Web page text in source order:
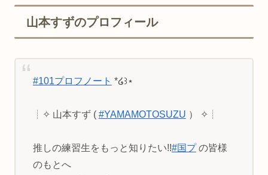
山本すずのプロフィール
#101プロフノート *໒꒱⋆
┊✧ 山本すず ( #YAMAMOTOSUZU ） ✧┊
推しの練習生をもっと知りたい!!#国プの皆様
のもとへ